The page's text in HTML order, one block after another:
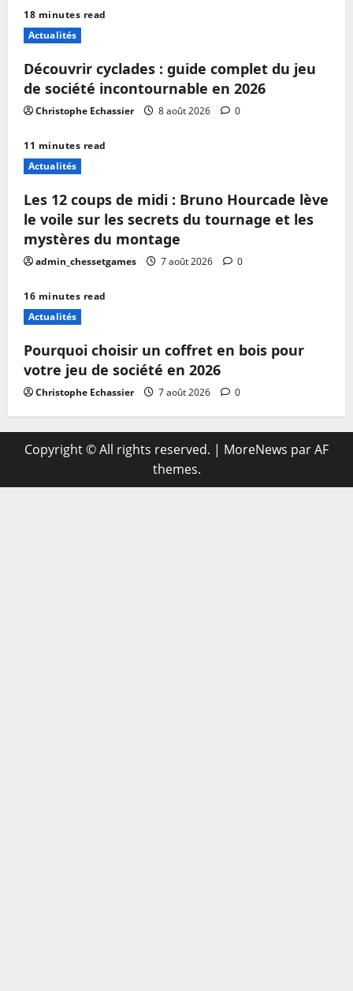
18 minutes read
Actualités
Découvrir cyclades : guide complet du jeu
de société incontournable en 2026
Christophe Echassier 8 août 2026 0
11 minutes read
Actualités
Les 12 coups de midi : Bruno Hourcade lève
le voile sur les secrets du tournage et les
mystères du montage
admin_chessetgames 7 août 2026 0
16 minutes read
Actualités
Pourquoi choisir un coffret en bois pour
votre jeu de société en 2026
Christophe Echassier 7 août 2026 0
Copyright © All rights reserved. | MoreNews par AF
themes.